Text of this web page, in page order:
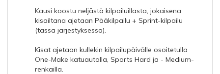
Kausi koostu neljästä kilpailuillasta, jokaisena
kisailtana ajetaan Pääkilpailu + Sprint-kilpailu
(tässä järjestyksessä).
Kisat ajetaan kullekin kilpailupäivälle osoitetulla
One-Make katuautolla, Sports Hard ja - Medium-
renkailla.